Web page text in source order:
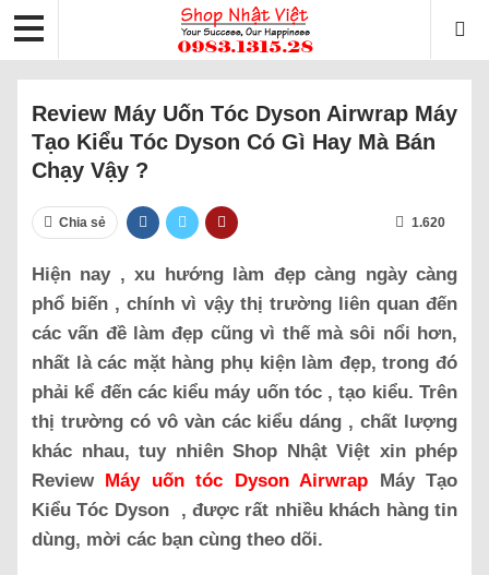
Review Máy Uốn Tóc Dyson Airwrap Máy
Tạo Kiểu Tóc Dyson Có Gì Hay Mà Bán
Chạy Vậy ?
Chia sẻ 1.620
Hiện nay , xu hướng làm đẹp càng ngày càng
phổ biến , chính vì vậy thị trường liên quan đến
các vấn đề làm đẹp cũng vì thế mà sôi nổi hơn,
nhất là các mặt hàng phụ kiện làm đẹp, trong đó
phải kể đến các kiểu máy uốn tóc , tạo kiểu. Trên
thị trường có vô vàn các kiểu dáng , chất lượng
khác nhau, tuy nhiên Shop Nhật Việt xin phép
Review Máy uốn tóc Dyson Airwrap Máy Tạo
Kiểu Tóc Dyson , được rất nhiều khách hàng tin
dùng, mời các bạn cùng theo dõi.